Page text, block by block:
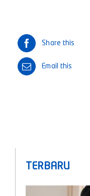
Share this
Email this
TERBARU